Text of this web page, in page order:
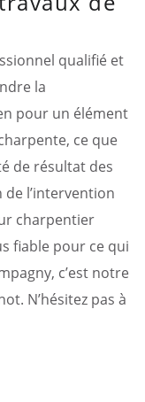
qualifié et
la
pour un élément
ce que
de résultat des
l’intervention
charpentier
fiable pour ce qui
c’est notre
N’hésitez pas à